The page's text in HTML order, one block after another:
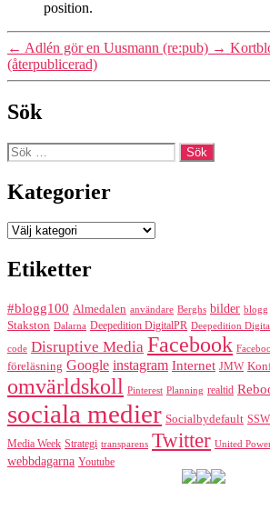
position.
← Adlén gör en Uusmann (re:pub) →
(återpublicerad)
Sök
Sök
efter:
Kategorier
Kategorier
Etiketter
#blogg100 Almedalen användare Berghs bilder blogg
Stakston Dalarna Deepedition DigitalPR Deepedition
code Disruptive Media Facebook
föreläsning Google instagram Internet JMW
omvärldskoll Pinterest Planning realtid
sociala medier Socialbydefault
Media Week Strategi transparens Twitter United
webbdagarna Youtube